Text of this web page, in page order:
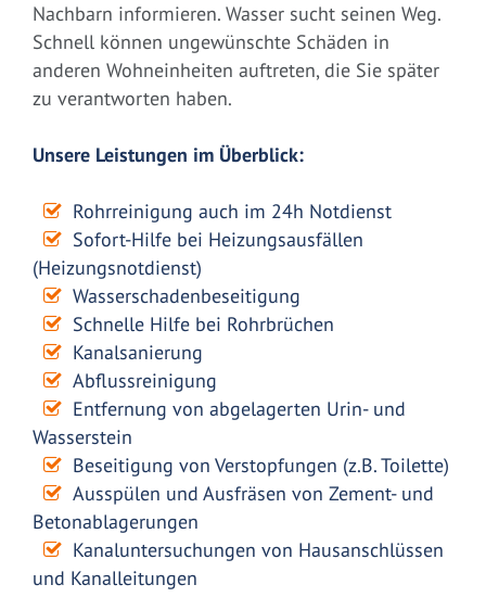
Nachbarn informieren. Wasser sucht seinen Weg.
Schnell können ungewünschte Schäden in
anderen Wohneinheiten auftreten, die Sie später
zu verantworten haben.
Unsere Leistungen im Überblick:
Rohrreinigung auch im 24h Notdienst
Sofort-Hilfe bei Heizungsausfällen
(Heizungsnotdienst)
Wasserschadenbeseitigung
Schnelle Hilfe bei Rohrbrüchen
Kanalsanierung
Abflussreinigung
Entfernung von abgelagerten Urin- und
Wasserstein
Beseitigung von Verstopfungen (z.B. Toilette)
Ausspülen und Ausfräsen von Zement- und
Betonablagerungen
Kanaluntersuchungen von Hausanschlüssen
und Kanalleitungen